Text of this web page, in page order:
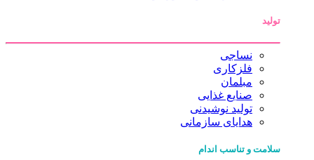
تولید
نساجی
فلزکاری
مبلمان
صنایع غذایی
تولید نوشیدنی
هدایای سازمانی
سلامت و تناسب اندام